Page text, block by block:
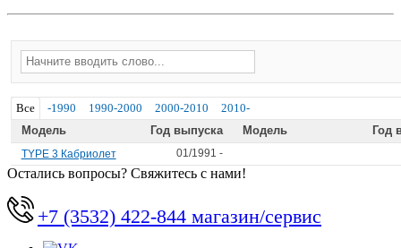
Все -1990 1990-2000 2000-2010
2010-
Модель
Год выпуска Модель Год
TYPE 3 Кабриолет 01/1991 -
Остались вопросы? Свяжитесь с нами!
+7 (3532) 422-844 магазин/сервис